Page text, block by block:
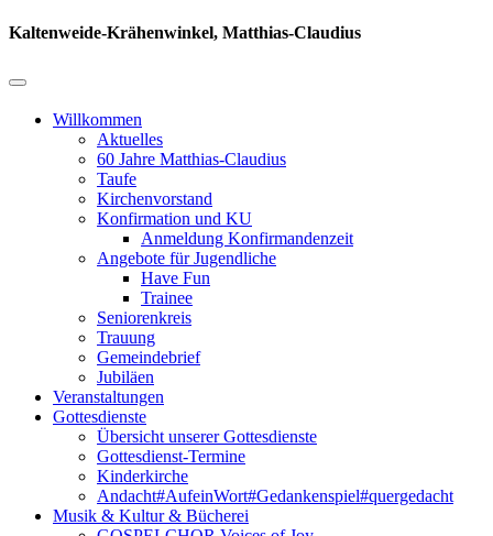
Kaltenweide-Krähenwinkel, Matthias-Claudius
Willkommen
Aktuelles
60 Jahre Matthias-Claudius
Taufe
Kirchenvorstand
Konfirmation und KU
Anmeldung Konfirmandenzeit
Angebote für Jugendliche
Have Fun
Trainee
Seniorenkreis
Trauung
Gemeindebrief
Jubiläen
Veranstaltungen
Gottesdienste
Übersicht unserer Gottesdienste
Gottesdienst-Termine
Kinderkirche
Andacht#AufeinWort#Gedankenspiel#quergedacht
Musik & Kultur & Bücherei